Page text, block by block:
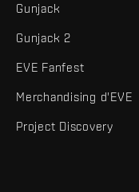
Gunjack
Gunjack 2
EVE Fanfest
Merchandising d'EVE
Project Discovery